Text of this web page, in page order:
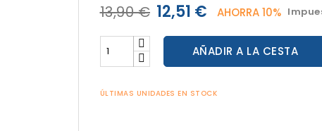
13,90 € 12,51 € AHORRA 10%
AÑADIR A LA CESTA
ÚLTIMAS UNIDADES EN STOCK